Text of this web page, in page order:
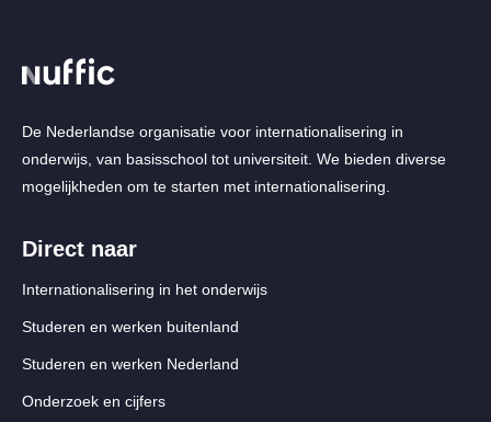
De Nederlandse organisatie voor internationalisering in
onderwijs, van basisschool tot universiteit. We bieden diverse
mogelijkheden om te starten met internationalisering.
Direct naar
Internationalisering in het onderwijs
Studeren en werken buitenland
Studeren en werken Nederland
Onderzoek en cijfers